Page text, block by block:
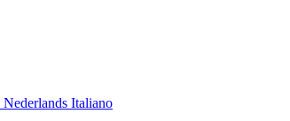
Nederlands Italiano